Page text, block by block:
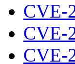
CVE-
CVE-
CVE-